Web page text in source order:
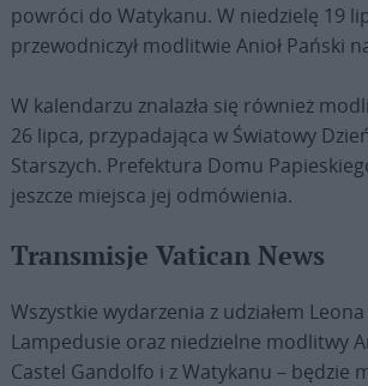
powróci do Watykanu. W niedzielę 19
przewodniczył modlitwie Anioł Pański
W kalendarzu znalazła się również
26 lipca, przypadająca w Światowy
Starszych. Prefektura Domu
jeszcze miejsca jej odmówienia.
Transmisje Vatican News
Wszystkie wydarzenia z udziałem Leona
Lampedusie oraz niedzielne modlitwy
Castel Gandolfo i z Watykanu – będzie